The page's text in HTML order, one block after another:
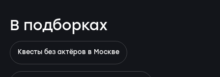
В подборках
Квесты без актёров в Москве